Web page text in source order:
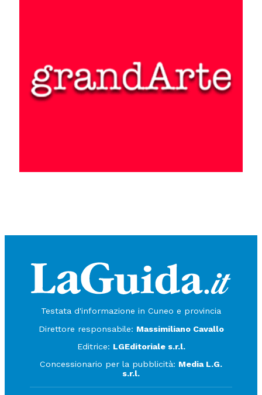
Testata d'informazione in Cuneo e provincia
Direttore responsabile: Massimiliano Cavallo
Editrice: LGEditoriale s.r.l.
Concessionario per la pubblicità: Media L.G.
s.r.l.